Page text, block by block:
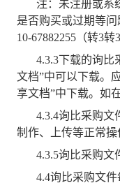
注：未注册或系
是否购买或过期等
10-67882255（转3转
4.3.3下载的询比
文档”中可以下载。
享文档”中下载。如
4.3.4询比采购文
制作、上传等正常操
4.3.5询比采购文
4.4询比采购文